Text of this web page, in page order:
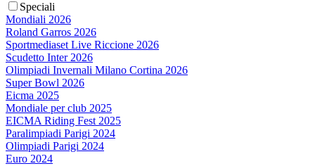
Speciali
Mondiali 2026
Roland Garros 2026
Sportmediaset Live Riccione 2026
Scudetto Inter 2026
Olimpiadi Invernali Milano Cortina 2026
Super Bowl 2026
Eicma 2025
Mondiale per club 2025
EICMA Riding Fest 2025
Paralimpiadi Parigi 2024
Olimpiadi Parigi 2024
Euro 2024